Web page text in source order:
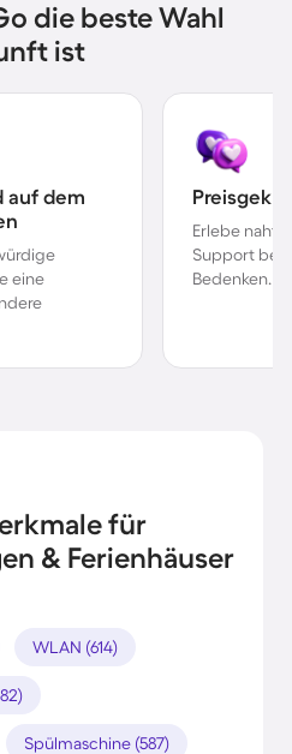
die beste Wahl
ist
auf dem
eine
Erlebe
Support bei
Bedenken.
für
& Ferienhäuser
WLAN (614)
Spülmaschine (587)